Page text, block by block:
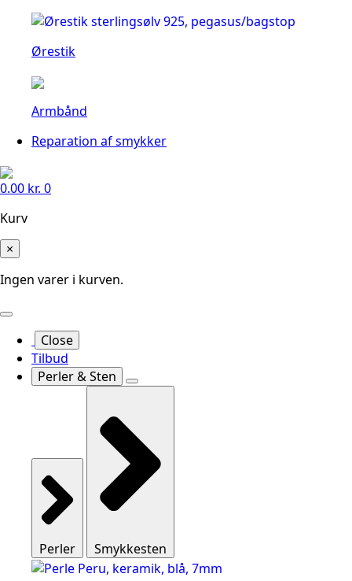
Ørestik
Armbånd
Reparation af smykker
0.00 kr. 0
Kurv
×
Ingen varer i kurven.
Close
Tilbud
Perler & Sten
Perler Smykkesten